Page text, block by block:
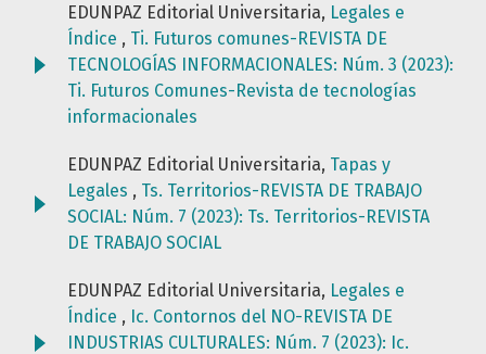
EDUNPAZ Editorial Universitaria, Legales e
Índice , Ti. Futuros comunes-REVISTA DE
TECNOLOGÍAS INFORMACIONALES: Núm. 3 (2023):
Ti. Futuros Comunes-Revista de tecnologías
informacionales
EDUNPAZ Editorial Universitaria, Tapas y
Legales , Ts. Territorios-REVISTA DE TRABAJO
SOCIAL: Núm. 7 (2023): Ts. Territorios-REVISTA
DE TRABAJO SOCIAL
EDUNPAZ Editorial Universitaria, Legales e
Índice , Ic. Contornos del NO-REVISTA DE
INDUSTRIAS CULTURALES: Núm. 7 (2023): Ic.